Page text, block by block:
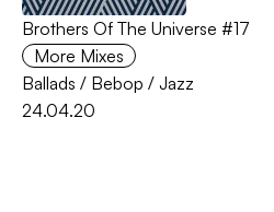
Brothers Of The Universe #17
More Mixes
Ballads / Bebop / Jazz
24.04.20